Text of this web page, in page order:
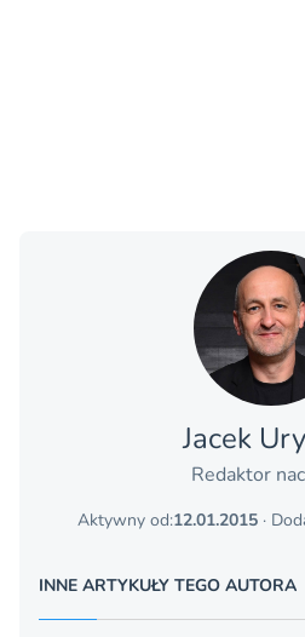
Jacek
Redaktor
Aktywny od:12.01.2015 ·
INNE ARTYKUŁY TEGO AUTORA